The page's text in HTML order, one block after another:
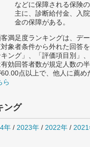
などに保障される保険
主に、診断給付金、入
金の保障がある。
満足度ランキングは、デ
象者条件から外れた回答
ング」、「評価項目別」
効回答者数が規定人数の
点以上で、他人に薦め
ら
ング
年 / 2023年 / 2022年 /